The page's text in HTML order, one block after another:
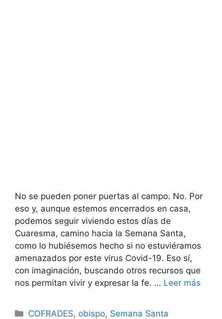
No se pueden poner puertas al campo. No. Por
eso y, aunque estemos encerrados en casa,
podemos seguir viviendo estos días de
Cuaresma, camino hacia la Semana Santa,
como lo hubiésemos hecho si no estuviéramos
amenazados por este virus Covid-19. Eso sí,
con imaginación, buscando otros recursos que
nos permitan vivir y expresar la fe. … Leer más
Categorías
COFRADES, obispo, Semana Santa